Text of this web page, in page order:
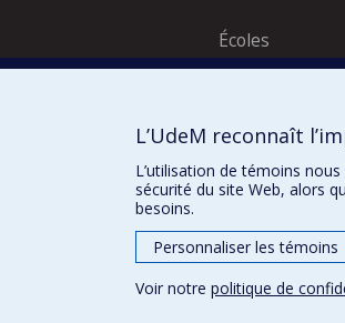
Écoles
Kinésiologie et
Confidentialité
L’UdeM reconnaît
L’utilisation de témoins
sécurité du site Web, alors
besoins.
Personnaliser les témoins
Voir notre politique de